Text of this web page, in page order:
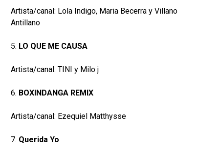
Artista/canal: Lola Indigo, Maria Becerra y Villano
Antillano
5. LO QUE ME CAUSA
Artista/canal: TINI y Milo j
6. BOXINDANGA REMIX
Artista/canal: Ezequiel Matthysse
7. Querida Yo